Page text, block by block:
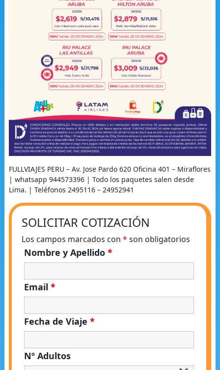
FULLVIAJES PERU – Av. Jose Pardo 620 Oficina 401 – Miraflores
| whatsapp 944573396 | Todo los paquetes salen desde
Lima. | Teléfonos 2495116 – 24952941
SOLICITAR COTIZACIÓN
Los campos marcados con * son obligatorios
Nombre y Apellido *
Email *
Fecha de Viaje *
Nº Adultos